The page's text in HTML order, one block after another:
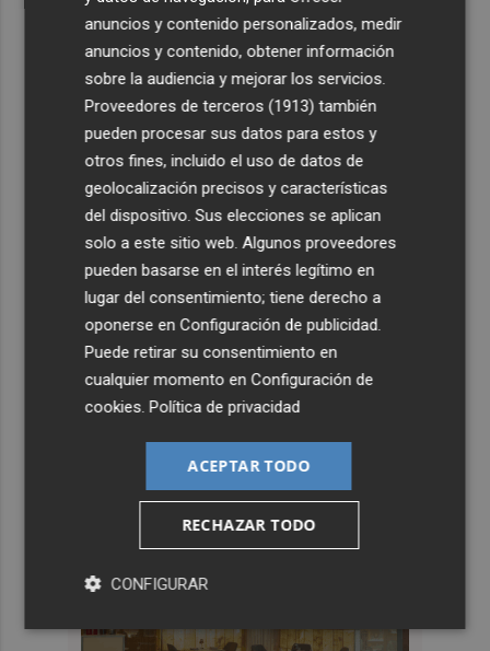
anuncios y contenido personalizados, medir
anuncios y contenido, obtener información
sobre la audiencia y mejorar los servicios.
Proveedores de terceros (1913) también
pueden procesar sus datos para estos y
otros fines, incluido el uso de datos de
geolocalización precisos y características
del dispositivo. Sus elecciones se aplican
solo a este sitio web. Algunos proveedores
pueden basarse en el interés legítimo en
lugar del consentimiento; tiene derecho a
oponerse enConfiguración de publicidad
Puede retirar su consentimiento en
cualquier momento enConfiguración de
cookies .Política de privacidad
ACEPTAR TODO
RECHAZAR TODO
CONFIGURAR